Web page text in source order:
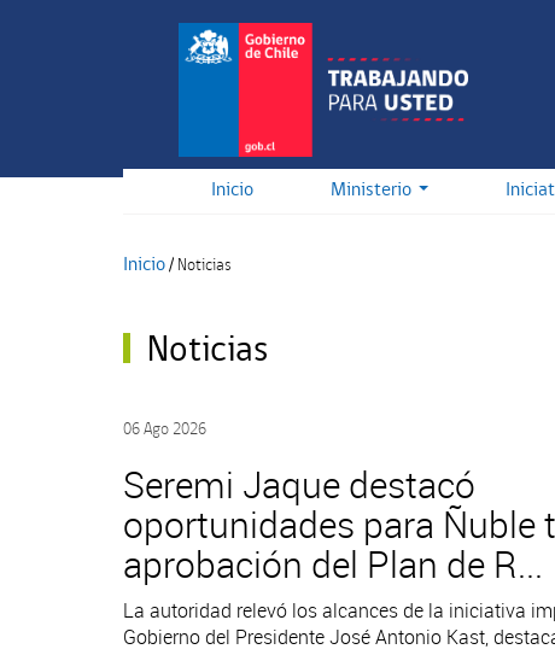
Inicio Ministerio
Inicio/ Noticias
Noticias
06 Ago 2026
Seremi Jaque destacó
oportunidades para Ñuble
aprobación del Plan de R...
La autoridad relevó los alcances de la iniciativa
Gobierno del Presidente José Antonio Kast,